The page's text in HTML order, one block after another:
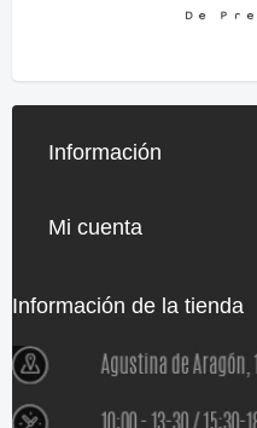
Información
Mi cuenta
Información de la tienda